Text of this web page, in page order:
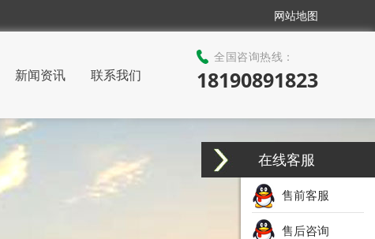
网站地图
新闻资讯 联系我们
全国咨询热线：
18190891823
在线客服
售前客服
售后咨询